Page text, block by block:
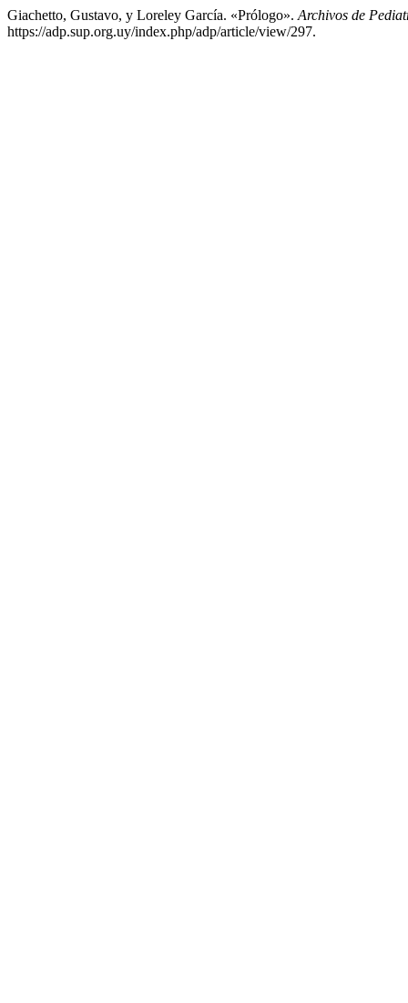
Giachetto, Gustavo, y Loreley García. «Prólogo». Archivos de
https://adp.sup.org.uy/index.php/adp/article/view/297.